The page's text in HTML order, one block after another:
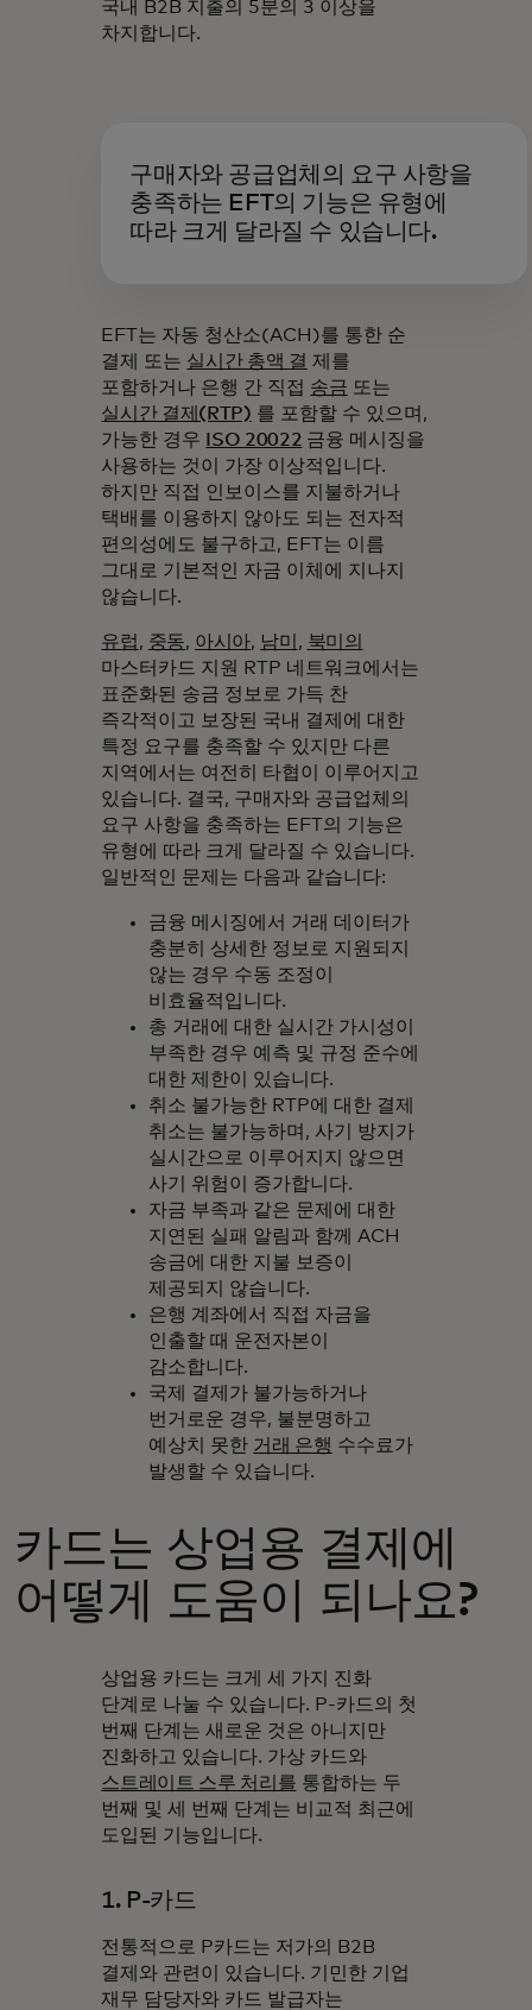
국내 B2B 지출의 5분의 3 이상을
차지합니다.
구매자와 공급업체의 요구 사항을
충족하는 EFT의 기능은 유형에
따라 크게 달라질 수 있습니다.
EFT는 자동 청산소(ACH)를 통한 순
결제 또는 실시간 총액 결 제를
포함하거나 은행 간 직접 송금 또는
실시간 결제(RTP) 를 포함할 수 있으며,
가능한 경우 ISO 20022 금융 메시징을
사용하는 것이 가장 이상적입니다.
하지만 직접 인보이스를 지불하거나
택배를 이용하지 않아도 되는 전자적
편의성에도 불구하고, EFT는 이름
그대로 기본적인 자금 이체에 지나지
않습니다.
유럽, 중동, 아시아, 남미 , 북미의
마스터카드 지원 RTP 네트워크에서는
표준화된 송금 정보로 가득 찬
즉각적이고 보장된 국내 결제에 대한
특정 요구를 충족할 수 있지만 다른
지역에서는 여전히 타협이 이루어지고
있습니다. 결국, 구매자와 공급업체의
요구 사항을 충족하는 EFT의 기능은
유형에 따라 크게 달라질 수 있습니다.
일반적인 문제는 다음과 같습니다:
금융 메시징에서 거래 데이터가
충분히 상세한 정보로 지원되지
않는 경우 수동 조정이
비효율적입니다.
총 거래에 대한 실시간 가시성이
부족한 경우 예측 및 규정 준수에
대한 제한이 있습니다.
취소 불가능한 RTP에 대한 결제
취소는 불가능하며, 사기 방지가
실시간으로 이루어지지 않으면
사기 위험이 증가합니다.
자금 부족과 같은 문제에 대한
지연된 실패 알림과 함께 ACH
송금에 대한 지불 보증이
제공되지 않습니다.
은행 계좌에서 직접 자금을
인출할 때 운전자본이
감소합니다.
국제 결제가 불가능하거나
번거로운 경우, 불분명하고
예상치 못한 거래 은행 수수료가
발생할 수 있습니다.
카드는 상업용 결제에
어떻게 도움이 되나요?
상업용 카드는 크게 세 가지 진화
단계로 나눌 수 있습니다. P-카드의 첫
번째 단계는 새로운 것은 아니지만
진화하고 있습니다. 가상 카드와
스트레이트 스루 처리를 통합하는 두
번째 및 세 번째 단계는 비교적 최근에
도입된 기능입니다.
1. P-카드
전통적으로 P카드는 저가의 B2B
결제와 관련이 있습니다. 기민한 기업
재무 담당자와 카드 발급자는